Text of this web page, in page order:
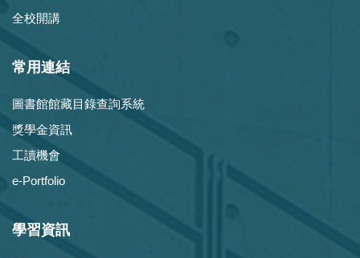
全校開講
常用連結
圖書館館藏目錄查詢系統
獎學金資訊
工讀機會
e-Portfolio
學習資訊